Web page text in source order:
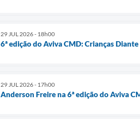
29 JUL 2026 - 18h00
6ª edição do Aviva CMD: Crianças
29 JUL 2026 - 17h00
Anderson Freire na 6ª edição do Aviva